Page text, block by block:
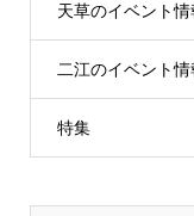
天草のイベント情
二江のイベント情
特集